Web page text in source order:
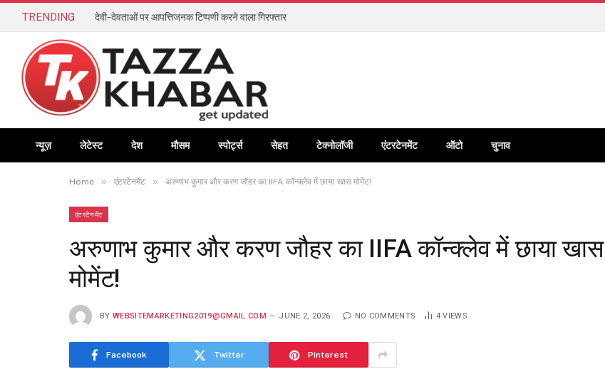
TRENDING देवी-देवताओं पर आपत्तिजनक टिप्पणी करने वाला गिरफ्तार
न्यूज़ लेटेस्ट देश मौसम स्पोर्ट्स सेहत टेक्नोलॉजी एंटरटेनमेंट ऑटो चुनाव
Home » एंटरटेनमेंट » अरुणाभ कुमार और करण जौहर का IIFA कॉन्क्लेव में छाया खास मोमेंट!
एंटरटेनमेंट
अरुणाभ कुमार और करण जौहर का IIFA कॉन्क्लेव में छाया खास
मोमेंट!
BY WEBSITEMARKETING2019@GMAIL.COM JUNE 2, 2026 NO COMMENTS 4VIEWS
Facebook Twitter Pinterest